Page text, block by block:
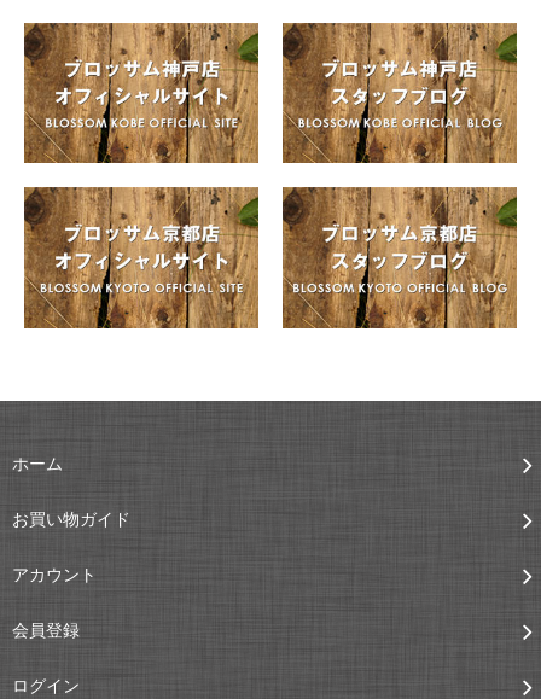
ホーム
お買い物ガイド
アカウント
会員登録
ログイン